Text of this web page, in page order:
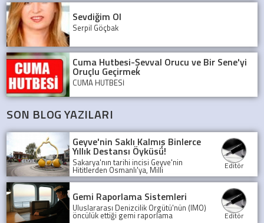
Sevdiğim Ol
Serpil Göçbak
Cuma Hutbesi-Şevval Orucu ve Bir Sene'yi
Oruçlu Geçirmek
CUMA HUTBESİ
SON BLOG YAZILARI
Geyve'nin Saklı Kalmış Binlerce
Yıllık Destansı Öyküsü!
Sakarya'nın tarihi incisi Geyve'nin
Hititlerden Osmanlı'ya, Milli
Mücadele'den günümüze uzanan
şaşırtıcı öyküsünü keşfedin. Bu binlerce
yıllık medeniyet mozaiği sizi bekliyor!
Editör
Gemi Raporlama Sistemleri
Uluslararası Denizcilik Örgütü'nün (IMO)
öncülük ettiği gemi raporlama Editör